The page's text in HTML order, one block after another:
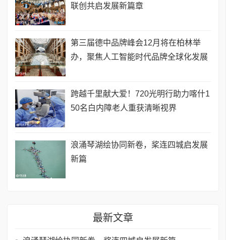
联创共启发展新篇章
第三届德中品牌峰会12月将在柏林举
办，聚焦人工智能时代品牌全球化发展
跨越千里献大爱！720光明行助力喀什1
50名白内障老人重获清晰视界
浪涌琴湖绘协同新卷，桨连四城启发展
新篇
最新文章